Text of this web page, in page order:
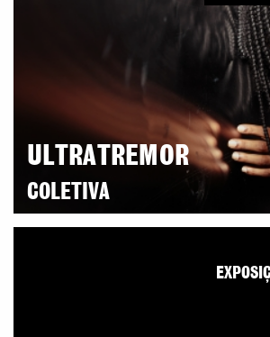
ULTRATREMOR
COLETIVA